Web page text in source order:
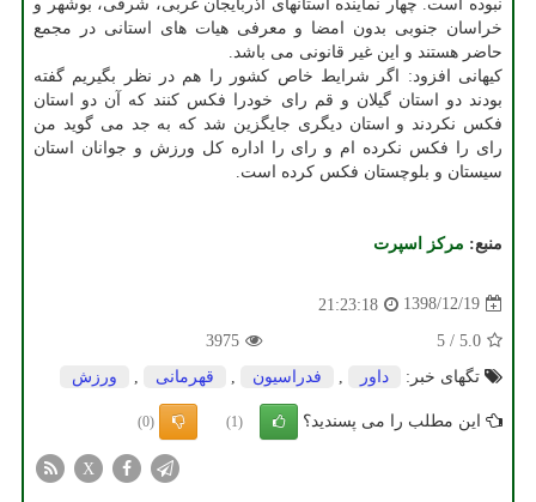
نبوده است. چهار نماینده استانهای آذربایجان غربی، شرقی، بوشهر و
خراسان جنوبی بدون امضا و معرفی هیات های استانی در مجمع
حاضر هستند و این غیر قانونی می باشد.
كیهانی افزود: اگر شرایط خاص كشور را هم در نظر بگیریم گفته
بودند دو استان گیلان و قم رای خودرا فكس كنند كه آن دو استان
فكس نكردند و استان دیگری جایگزین شد كه به جد می گوید من
رای را فكس نكرده ام و رای را اداره كل ورزش و جوانان استان
سیستان و بلوچستان فكس كرده است.
منبع: مركز اسپرت
1398/12/19
21:23:18
5.0
/
5
3975
تگهای خبر:
داور فدراسیون قهرمانی ورزش
این مطلب را می پسندید؟ (1)
(0)
X